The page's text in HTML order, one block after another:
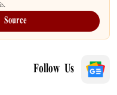
Follow Us